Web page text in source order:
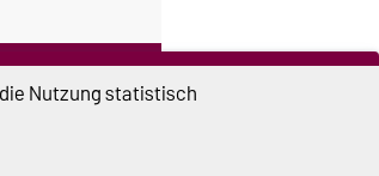
Nutzung statistisch